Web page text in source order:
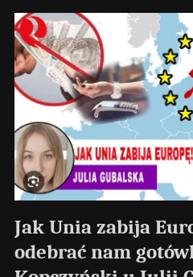
Jak Unia zabija
odebrać nam